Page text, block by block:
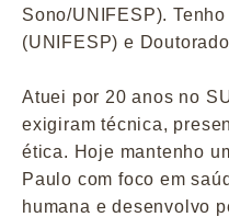
Sono/UNIFESP).
(UNIFESP) e
Atuei por 20 anos no
exigiram técnica,
ética. Hoje mantenho
Paulo com foco em
humana e desenvolvo